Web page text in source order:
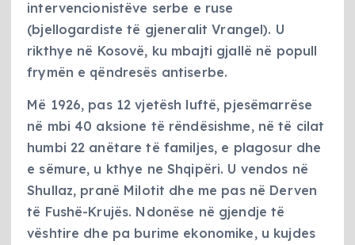
intervencionistëve serbe e ruse
(bjellogardiste të gjeneralit Vrangel). U
rikthye në Kosovë, ku mbajti gjallë në popull
frymën e qëndresës antiserbe.
Më 1926, pas 12 vjetësh luftë, pjesëmarrëse
në mbi 40 aksione të rëndësishme, në të cilat
humbi 22 anëtare të familjes, e plagosur dhe
e sëmure, u kthye ne Shqipëri. U vendos në
Shullaz, pranë Milotit dhe me pas në Derven
të Fushë-Krujës. Ndonëse në gjendje të
vështire dhe pa burime ekonomike, u kujdes